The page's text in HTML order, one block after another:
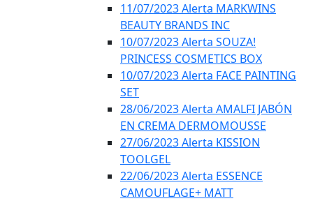
11/07/2023 Alerta MARKWINS
BEAUTY BRANDS INC
10/07/2023 Alerta SOUZA!
PRINCESS COSMETICS BOX
10/07/2023 Alerta FACE PAINTING
SET
28/06/2023 Alerta AMALFI JABÓN
EN CREMA DERMOMOUSSE
27/06/2023 Alerta KISSION
TOOLGEL
22/06/2023 Alerta ESSENCE
CAMOUFLAGE+ MATT